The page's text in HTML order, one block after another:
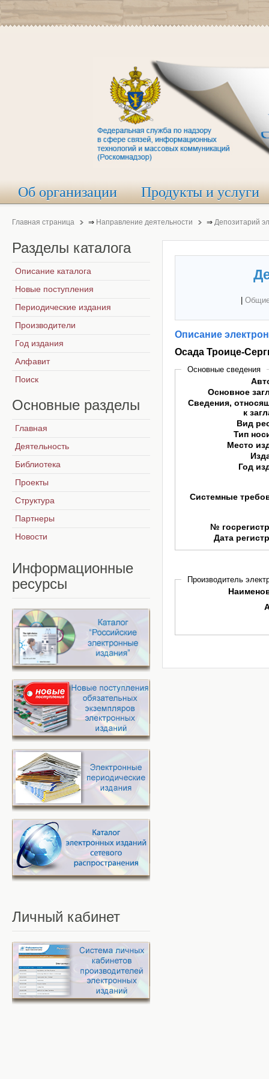
Об организации Продукты и услуги
Главная страница ⇒ Направление деятельности ⇒ Депозитарий
Описание
Осада Троице-
Основные сведения
Основное
Сведения,
к
Вид
Тип
Место
Год
Системные
№
Дата
Производитель
Разделы каталога
Описание каталога
Новые поступления
Периодические издания
Производители
Год издания
Алфавит
Поиск
Основные разделы
Главная
Деятельность
Библиотека
Проекты
Структура
Партнеры
Новости
Информационные
ресурсы
Личный кабинет